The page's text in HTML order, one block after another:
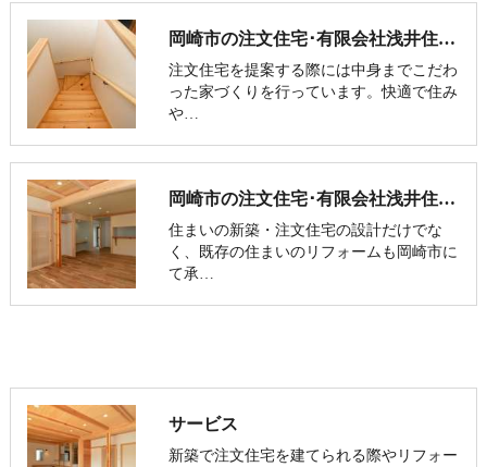
岡崎市の注文住宅･有限会社浅井住宅の評判
注文住宅を提案する際には中身までこだわ
った家づくりを行っています。快適で住み
や…
岡崎市の注文住宅･有限会社浅井住宅のお客様の声
住まいの新築・注文住宅の設計だけでな
く、既存の住まいのリフォームも岡崎市に
て承…
サービス
新築で注文住宅を建てられる際やリフォー